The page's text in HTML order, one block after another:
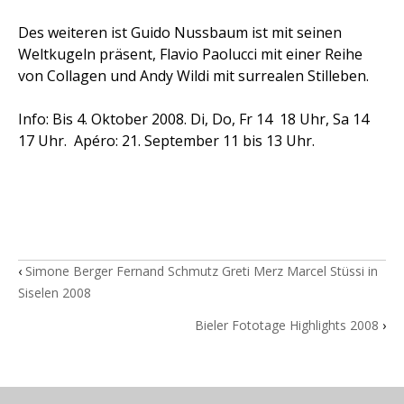
Des weiteren ist Guido Nussbaum ist mit seinen
Weltkugeln präsent, Flavio Paolucci mit einer Reihe
von Collagen und Andy Wildi mit surrealen Stilleben.
Info: Bis 4. Oktober 2008. Di, Do, Fr 14  18 Uhr, Sa 14 
17 Uhr. Apéro: 21. September 11 bis 13 Uhr.
‹ Simone Berger Fernand Schmutz Greti Merz Marcel Stüssi in
Siselen 2008
Bieler Fototage Highlights 2008 ›